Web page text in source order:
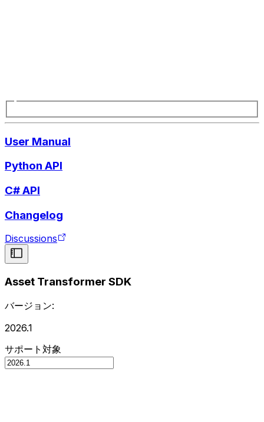
User Manual
Python API
C# API
Changelog
Discussions
Asset Transformer SDK
バージョン:
2026.1
サポート対象